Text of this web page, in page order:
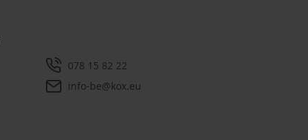
078 15 82 22
info-be@kox.eu